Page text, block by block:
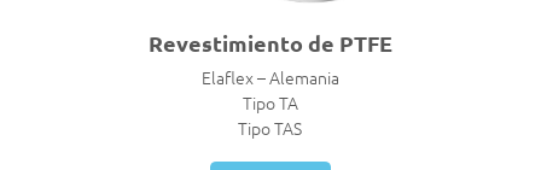
Revestimiento de PTFE
Elaflex – Alemania
Tipo TA
Tipo TAS